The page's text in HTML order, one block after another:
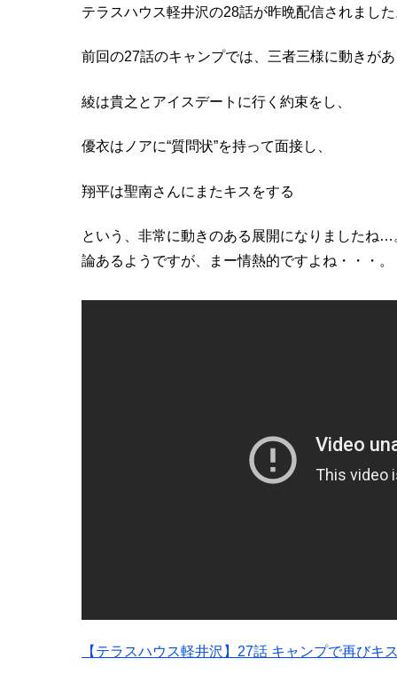
テラスハウス軽井沢の28話が昨晩配信されました
前回の27話のキャンプでは、三者三様に動きがあ
綾は貴之とアイスデートに行く約束をし、
優衣はノアに“質問状”を持って面接し、
翔平は聖南さんにまたキスをする
という、非常に動きのある展開になりましたね
論あるようですが、まー情熱的ですよね・・・。
【テラスハウス軽井沢】27話 キャンプで再びキ